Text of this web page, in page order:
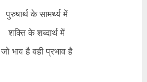
पुरुषार्थ के सामर्थ्य में
शक्ति के शब्दार्थ में
जो भाव है वही प्रभाव है